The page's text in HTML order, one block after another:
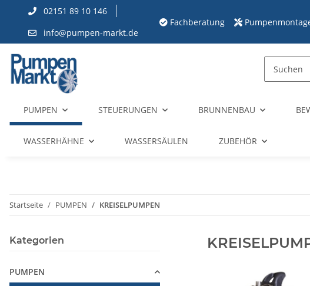
02151 89 10 146
info@pumpen-markt.de
Fachberatung
PUMPEN STEUERUNGEN BRUNNENBAU
WASSERHÄHNE WASSERSÄULEN ZUBEHÖR
Startseite PUMPEN KREISELPUMPEN
Kategorien
PUMPEN